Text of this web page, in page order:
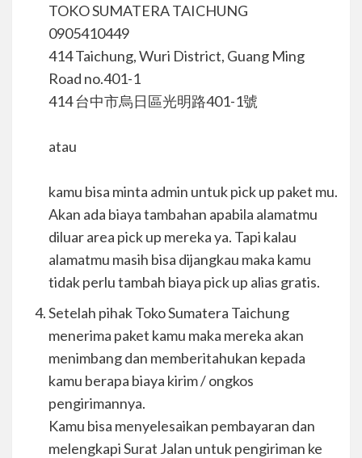
TOKO SUMATERA TAICHUNG
0905410449
414 Taichung, Wuri District, Guang Ming
Road no.401-1
414 台中市烏日區光明路401-1號
atau
kamu bisa minta admin untuk pick up paket mu.
Akan ada biaya tambahan apabila alamatmu
diluar area pick up mereka ya. Tapi kalau
alamatmu masih bisa dijangkau maka kamu
tidak perlu tambah biaya pick up alias gratis.
Setelah pihak Toko Sumatera Taichung
menerima paket kamu maka mereka akan
menimbang dan memberitahukan kepada
kamu berapa biaya kirim / ongkos
pengirimannya.
Kamu bisa menyelesaikan pembayaran dan
melengkapi Surat Jalan untuk pengiriman ke